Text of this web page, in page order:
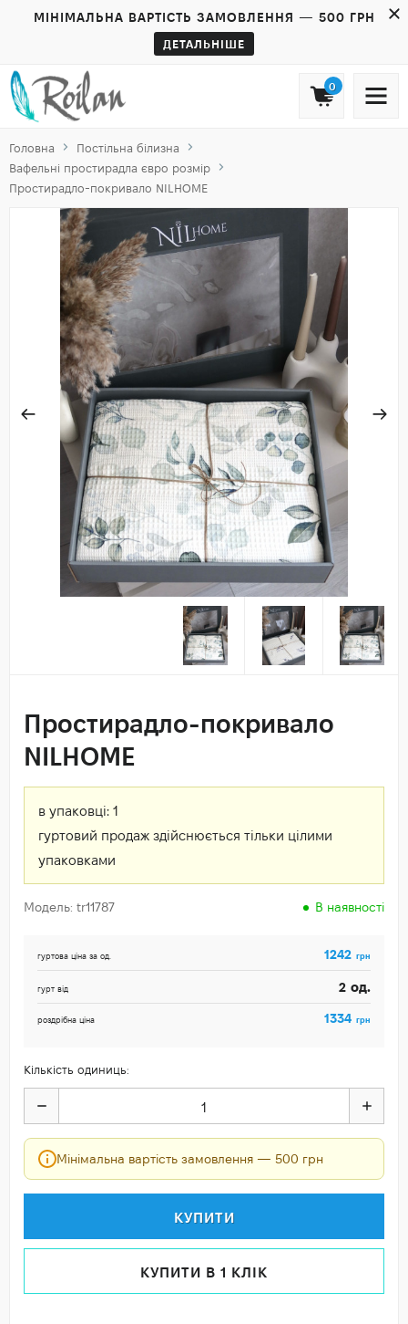
МІНІМАЛЬНА ВАРТІСТЬ ЗАМОВЛЕННЯ — 500 ГРН
ДЕТАЛЬНІШЕ
0
Головна
Постільна білизна
Вафельні простирадла євро розмір
Простирадло-покривало NILHOME
Простирадло-покривало
NILHOME
в упаковці: 1
гуртовий продаж здійснюється тільки цілими
упаковками
Модель: tr11787 В наявності
гуртова ціна за од. 1242 грн
гурт від 2 од.
роздрібна ціна 1334 грн
Кількість одиниць:
Мінімальна вартість замовлення — 500 грн
КУПИТИ
КУПИТИ В 1 КЛІК